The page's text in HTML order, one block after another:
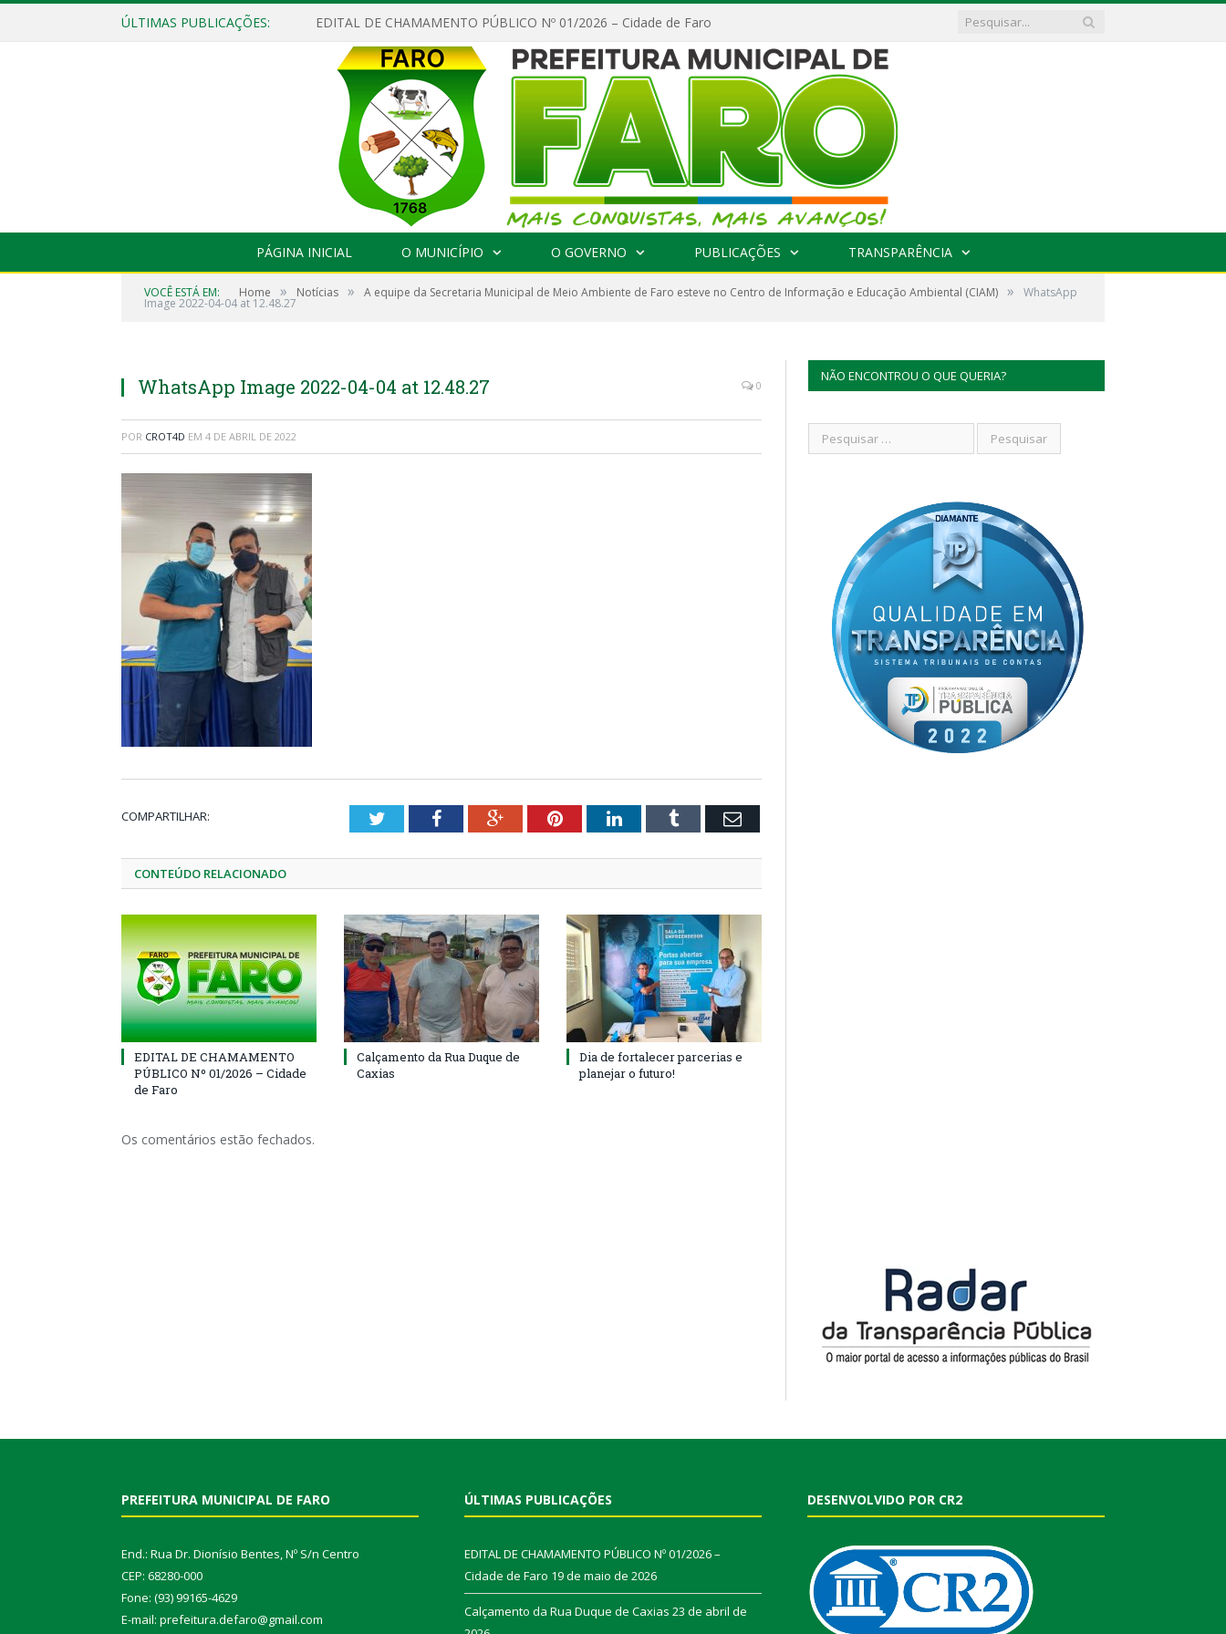
ÚLTIMAS PUBLICAÇÕES: EDITAL DE CHAMAMENTO PÚBLICO Nº 01/2026 – Cidade de Faro
PÁGINA INICIAL O MUNICÍPIO O GOVERNO PUBLICAÇÕES TRANSPARÊNCIA
VOCÊ ESTÁ EM: Home » Notícias » A equipe da Secretaria Municipal de Meio Ambiente de Faro esteve no Centro de Informação e Educação Ambiental (CIAM) » WhatsApp
Image 2022-04-04 at 12.48.27
WhatsApp Image 2022-04-04 at 12.48.27 0
POR CROT4D EM 4 DE ABRIL DE 2022
COMPARTILHAR: TwitterFacebookGoogle+PinterestLinkedInTumblr Email
CONTEÚDO RELACIONADO
EDITAL DE CHAMAMENTO
PÚBLICO Nº 01/2026 – Cidade
de Faro
Calçamento da Rua Duque de
Caxias
Dia de fortalecer parcerias e
planejar o futuro!
Os comentários estão fechados.
NÃO ENCONTROU O QUE QUERIA?
PREFEITURA MUNICIPAL DE FARO
End.: Rua Dr. Dionísio Bentes, Nº S/n Centro
CEP: 68280-000
Fone: (93) 99165-4629
E-mail: prefeitura.defaro@gmail.com
ÚLTIMAS PUBLICAÇÕES
EDITAL DE CHAMAMENTO PÚBLICO Nº 01/2026 –
Cidade de Faro 19 de maio de 2026
Calçamento da Rua Duque de Caxias 23 de abril de
DESENVOLVIDO POR CR2